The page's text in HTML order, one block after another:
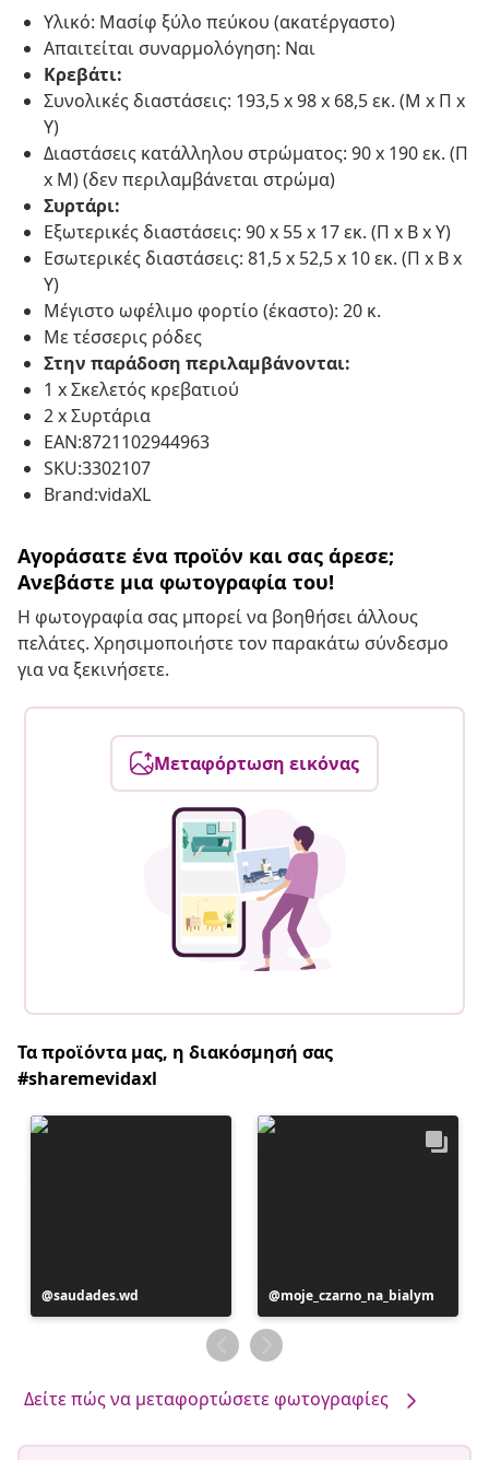
Υλικό: Μασίφ ξύλο πεύκου (ακατέργαστο)
Απαιτείται συναρμολόγηση: Ναι
Κρεβάτι:
Συνολικές διαστάσεις: 193,5 x 98 x 68,5 εκ. (Μ x Π x
Υ)
Διαστάσεις κατάλληλου στρώματος: 90 x 190 εκ. (Π
x Μ) (δεν περιλαμβάνεται στρώμα)
Συρτάρι:
Εξωτερικές διαστάσεις: 90 x 55 x 17 εκ. (Π x Β x Υ)
Εσωτερικές διαστάσεις: 81,5 x 52,5 x 10 εκ. (Π x Β x
Υ)
Μέγιστο ωφέλιμο φορτίο (έκαστο): 20 κ.
Με τέσσερις ρόδες
Στην παράδοση περιλαμβάνονται:
1 x Σκελετός κρεβατιού
2 x Συρτάρια
EAN:8721102944963
SKU:3302107
Brand:vidaXL
Αγοράσατε ένα προϊόν και σας άρεσε;
Ανεβάστε μια φωτογραφία του!
Η φωτογραφία σας μπορεί να βοηθήσει άλλους
πελάτες. Χρησιμοποιήστε τον παρακάτω σύνδεσμο
για να ξεκινήσετε.
Μεταφόρτωση εικόνας
Τα προϊόντα μας, η διακόσμησή σας
#sharemevidaxl
Η
ανάρτηση
saudades.wd
Η
ανάρτηση
δημοσιεύθηκε
από
moje_czarno_na_bialym
Δείτε πώς να μεταφορτώσετε φωτογραφίες